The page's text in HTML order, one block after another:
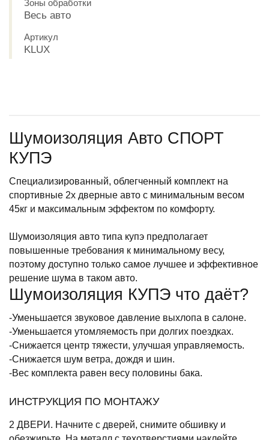
Зоны обработки
Весь авто
Артикул
KLUX
Шумоизоляция Авто СПОРТ
КУПЭ
Специализированный, облегченный комплект на
спортивные 2х дверные авто с минимальным весом
45кг и максимальным эффектом по комфорту.
Шумоизоляция авто типа купэ предполагает
повышенные требования к минимальному весу,
поэтому доступно только самое лучшее и эффективное
решение шума в таком авто.
Шумоизоляция КУПЭ что даёт?
-Уменьшается звуковое давление выхлопа в салоне.
-Уменьшается утомляемость при долгих поездках.
-Снижается центр тяжести, улучшая управляемость.
-Снижается шум ветра, дождя и шин.
-Вес комплекта равен весу половины бака.
ИНСТРУКЦИЯ ПО МОНТАЖУ
2 ДВЕРИ. Начните с дверей, снимите обшивку и